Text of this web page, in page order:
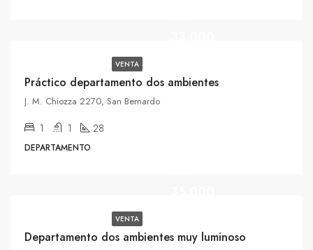
VENTA
Práctico departamento dos ambientes
J. M. Chiozza 2270, San Bernardo
1 1 28
DEPARTAMENTO
VENTA
Departamento dos ambientes muy luminoso